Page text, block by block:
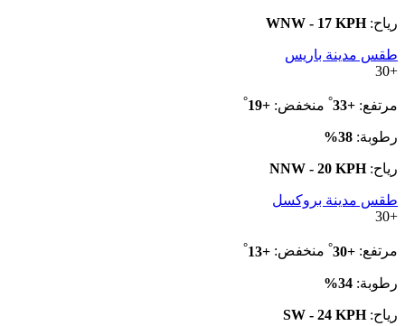
رياح:WNW - 17 KPH
طقس مدينة باريس
+
30
مرتفع: +
33
° منخفض: +
19
°
رطوبة: 38%
رياح:NNW - 20 KPH
طقس مدينة بروكسل
+
30
مرتفع: +
30
° منخفض: +
13
°
رطوبة: 34%
رياح:SW - 24 KPH